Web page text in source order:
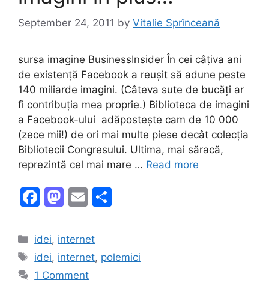
September 24, 2011 by Vitalie Sprînceană
sursa imagine BusinessInsider În cei câțiva ani
de existență Facebook a reușit să adune peste
140 miliarde imagini. (Câteva sute de bucăți ar
fi contribuția mea proprie.) Biblioteca de imagini
a Facebook-ului adăpostește cam de 10 000
(zece mii!) de ori mai multe piese decât colecția
Bibliotecii Congresului. Ultima, mai săracă,
reprezintă cel mai mare … Read more
F
c
e
b
M
st
o
d
E
ai
l
e
Categories
idei, internet
Tags
idei, internet, polemici
1 Comment